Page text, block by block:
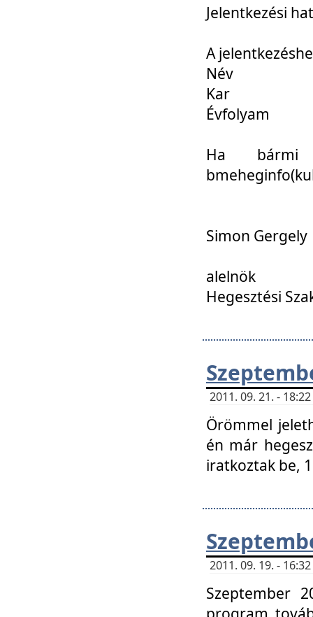
Jelentkezési
A
Név
Kar
Évfolyam
Ha
Simon Gergely
alelnök
Hegesztési
2011. 09. 21. -
Örömmel
én már
iratkoztak be,
2011. 09. 19. -
Szeptember